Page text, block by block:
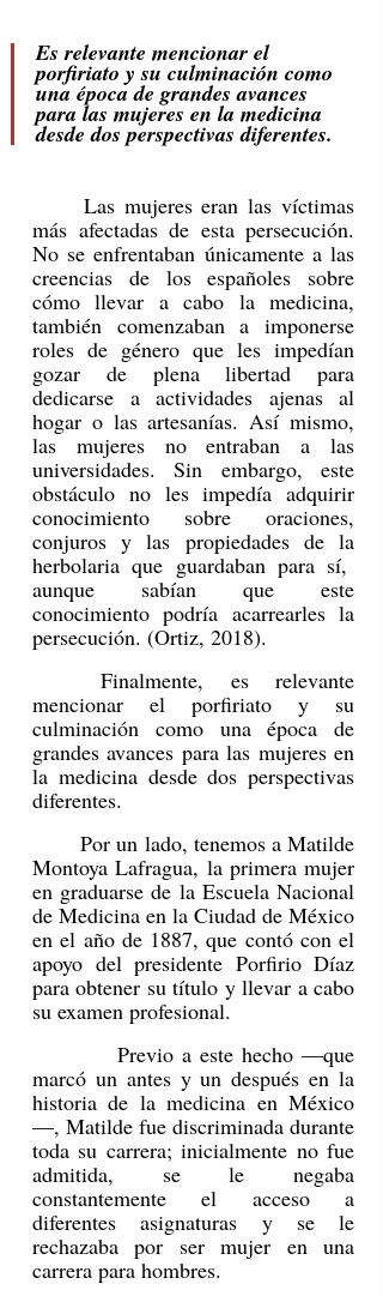
Es relevante mencionar el
porfiriato y su culminación como
una época de grandes avances
para las mujeres en la medicina
desde dos perspectivas diferentes.
más afectadas de esta persecución.
No se enfrentaban únicamente a las
creencias de los españoles sobre
cómo llevar a cabo la medicina,
también comenzaban a imponerse
roles de género que les impedían
gozar de plena libertad para
dedicarse a actividades ajenas al
hogar o las artesanías. Así mismo,
las mujeres no entraban a las
universidades. Sin embargo, este
obstáculo no les impedía adquirir
conocimiento sobre oraciones,
conjuros y las propiedades de la
herbolaria que guardaban para sí,
aunque sabían que este
conocimiento podría acarrearles la
persecución. (Ortiz, 2018).
	Finalmente, es relevante
mencionar el porfiriato y su
culminación como una época de
grandes avances para las mujeres en
la medicina desde dos perspectivas
diferentes.
	Por un lado, tenemos a Matilde
Montoya Lafragua, la primera mujer
en graduarse de la Escuela Nacional
de Medicina en la Ciudad de México
en el año de 1887, que contó con el
apoyo del presidente Porfirio Díaz
para obtener su título y llevar a cabo
su examen profesional.
Previo a este hecho —que
marcó un antes y un después en la
historia de la medicina en México
—, Matilde fue discriminada durante
toda su carrera; inicialmente no fue
admitida, se le negaba
constantemente el acceso a
diferentes asignaturas y se le
rechazaba por ser mujer en una
carrera para hombres.